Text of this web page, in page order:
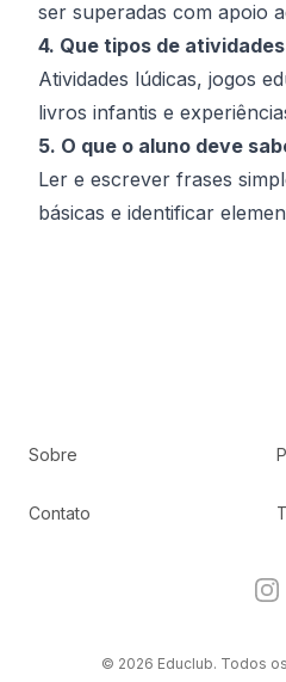
ser superadas com apoio
4. Que tipos de
Atividades lúdicas, jogos
livros infantis e
5. O que o aluno deve
Ler e escrever frases
básicas e identificar
Sobre
Contato
© 2026 Educlub. Todos